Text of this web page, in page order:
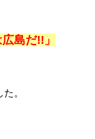
島だ!!」
。